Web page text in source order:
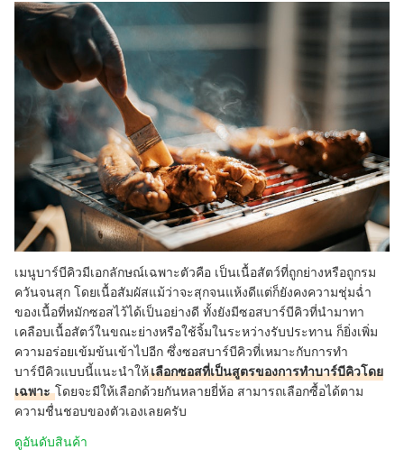
เมนูบาร์บีคิวมีเอกลักษณ์เฉพาะตัวคือ เป็นเนื้อสัตว์ที่ถูกย่างหรือถูกรม
ควันจนสุก โดยเนื้อสัมผัสแม้ว่าจะสุกจนแห้งดีแต่ก็ยังคงความชุ่มฉ่ำ
ของเนื้อที่หมักซอสไว้ได้เป็นอย่างดี ทั้งยังมีซอสบาร์บีคิวที่นำมาทา
เคลือบเนื้อสัตว์ในขณะย่างหรือใช้จิ้มในระหว่างรับประทาน ก็ยิ่งเพิ่ม
ความอร่อยเข้มข้นเข้าไปอีก ซึ่งซอสบาร์บีคิวที่เหมาะกับการทำ
บาร์บีคิวแบบนี้แนะนำให้เลือกซอสที่เป็นสูตรของการทำบาร์บีคิวโดย
เฉพาะโดยจะมีให้เลือกด้วยกันหลายยี่ห้อ สามารถเลือกซื้อได้ตาม
ความชื่นชอบของตัวเองเลยครับ
ดูอันดับสินค้า